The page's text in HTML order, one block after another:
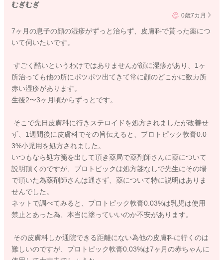
むぎむぎ
0歳7カ月
7ヶ月の息子の顔の湿疹がずっと治らず、皮膚科で貰った薬につ
いて伺いたいです。
すごく酷いというわけではありませんが顔に湿疹があり、1ヶ
所治っても他の所にポツポツ出てきて常に顔のどこかに数カ所
赤い湿疹があります。
生後2〜3ヶ月頃からずっとです。
そこで先日皮膚科に行きステロイドを処方されましたが改善せ
ず、1週間後に皮膚科でその旨伝えると、プロトピック軟膏0.0
3%小児用を処方されました。
いつもなら処方箋を出して頂き薬局で薬剤師さんに薬について
説明頂くのですが、プロトピックは処方箋なしで先生にその場
で頂いた為薬剤師さんは通さず、薬について特に説明はありま
せんでした。
ネットで調べてみると、プロトピック軟膏0.03%は乳児は使用
禁止とあった為、本当に塗っていいのか不安があります。
その皮膚科しか通院できる距離にない為他の皮膚科に行くのは
難しいのですが、プロトピック軟膏0.03%は7ヶ月の赤ちゃんに